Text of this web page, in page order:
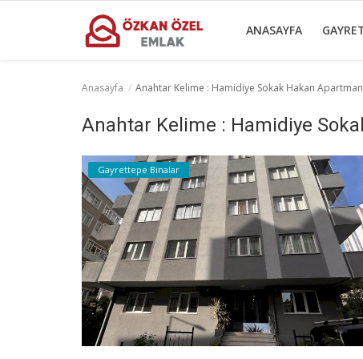
ANASAYFA
Sektörel Bilgiler
Anasayfa Anahtar Kelime : Hamidiye Sokak Hakan
Anahtar Kelime : Hamidiye
Gayrettepe Binalar